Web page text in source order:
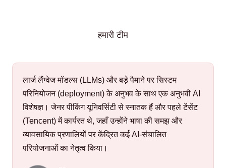
हमारी टीम
लार्ज लैंग्वेज मॉडल्स (LLMs) और बड़े पैमाने पर सिस्टम
परिनियोजन (deployment) के अनुभव के साथ एक अनुभवी AI
विशेषज्ञ। जेनर पीकिंग यूनिवर्सिटी से स्नातक हैं और पहले टेंसेंट
(Tencent) में कार्यरत थे, जहाँ उन्होंने भाषा की समझ और
व्यावसायिक प्रणालियों पर केंद्रित कई AI-संचालित
परियोजनाओं का नेतृत्व किया।